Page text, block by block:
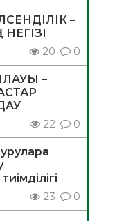
–
20 0
–
22 0
23 0